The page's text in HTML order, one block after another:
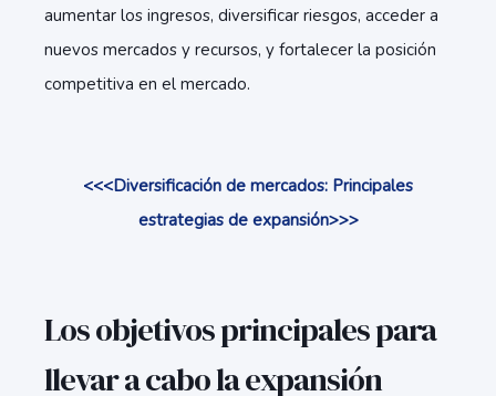
aumentar los ingresos, diversificar riesgos, acceder a
nuevos mercados y recursos, y fortalecer la posición
competitiva en el mercado.
<<<Diversificación de mercados: Principales
estrategias de expansión>>>
Los objetivos principales para
llevar a cabo la expansión